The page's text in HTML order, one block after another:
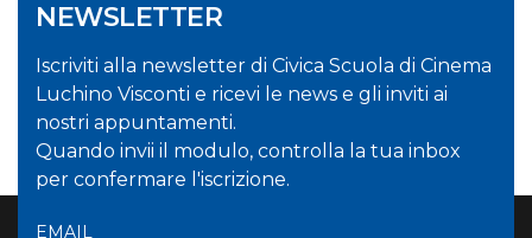
NEWSLETTER
Iscriviti alla newsletter di Civica Scuola di Cinema
Luchino Visconti e ricevi le news e gli inviti ai
nostri appuntamenti.
Quando invii il modulo, controlla la tua inbox
per confermare l'iscrizione.
EMAIL